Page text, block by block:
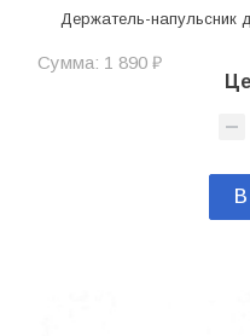
Держатель-напульсник
Сумма: 1 890 ₽